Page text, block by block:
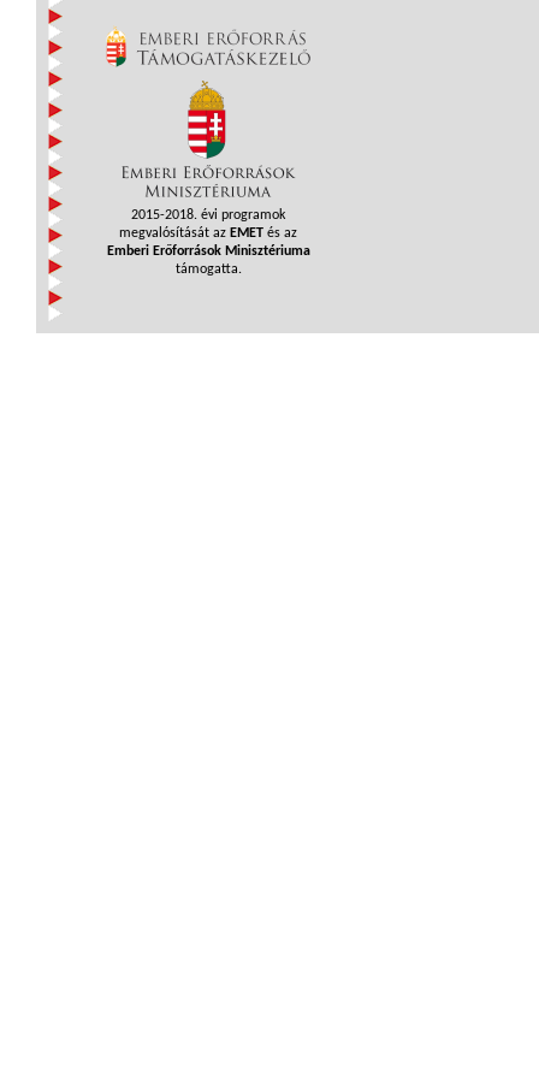
2015-2018. évi programok
megvalósítását az EMET és az
Emberi Erőforrások Minisztériuma
támogatta.